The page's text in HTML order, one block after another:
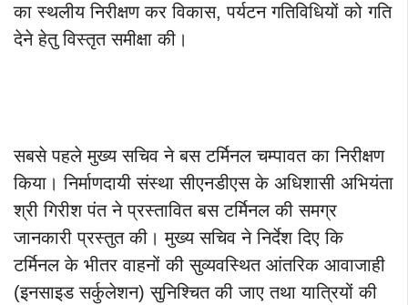
का स्थलीय निरीक्षण कर विकास, पर्यटन गतिविधियों को गति
देने हेतु विस्तृत समीक्षा की।
सबसे पहले मुख्य सचिव ने बस टर्मिनल चम्पावत का निरीक्षण
किया। निर्माणदायी संस्था सीएनडीएस के अधिशासी अभियंता
श्री गिरीश पंत ने प्रस्तावित बस टर्मिनल की समग्र
जानकारी प्रस्तुत की। मुख्य सचिव ने निर्देश दिए कि
टर्मिनल के भीतर वाहनों की सुव्यवस्थित आंतरिक आवाजाही
(इनसाइड सर्कुलेशन) सुनिश्चित की जाए तथा यात्रियों की